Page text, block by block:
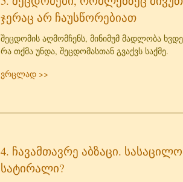
ჯერაც არ ჩაუსწორებიათ
შეცდომის აღმომჩენს, მინიმუმ მადლობა
რა თქმა უნდა, შეცდომასთან გვაქვს საქმე.
ვრცლად >>
4. ჩავამთავრე აბზაცი.
სატირალი?